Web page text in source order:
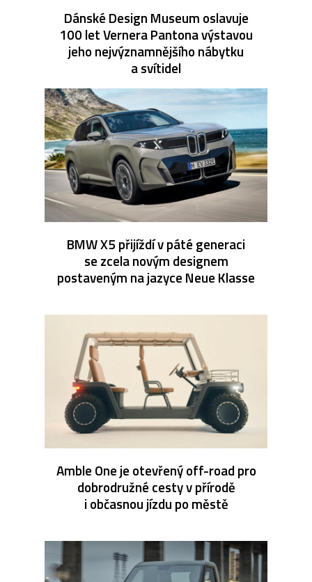
Dánské Design Museum oslavuje
100 let Vernera Pantona výstavou
jeho nejvýznamnějšího nábytku
a svítidel
BMW X5 přijíždí v páté generaci
se zcela novým designem
postaveným na jazyce Neue Klasse
Amble One je otevřený off-road pro
dobrodružné cesty v přírodě
i občasnou jízdu po městě